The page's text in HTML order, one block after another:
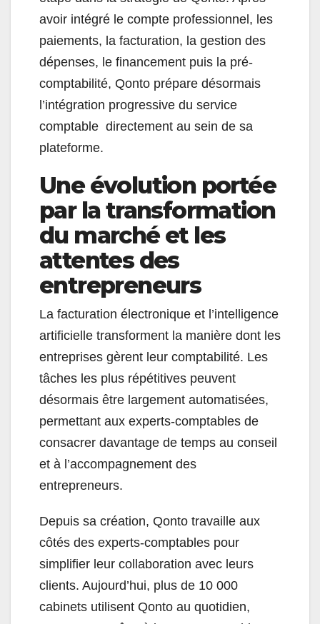
avoir intégré le compte professionnel, les
paiements, la facturation, la gestion des
dépenses, le financement puis la pré-
comptabilité, Qonto prépare désormais
l’intégration progressive du service
comptable directement au sein de sa
plateforme.
Une évolution portée
par la transformation
du marché et les
attentes des
entrepreneurs
La facturation électronique et l’intelligence
artificielle transforment la manière dont les
entreprises gèrent leur comptabilité. Les
tâches les plus répétitives peuvent
désormais être largement automatisées,
permettant aux experts-comptables de
consacrer davantage de temps au conseil
et à l’accompagnement des
entrepreneurs.
Depuis sa création, Qonto travaille aux
côtés des experts-comptables pour
simplifier leur collaboration avec leurs
clients. Aujourd’hui, plus de 10 000
cabinets utilisent Qonto au quotidien,